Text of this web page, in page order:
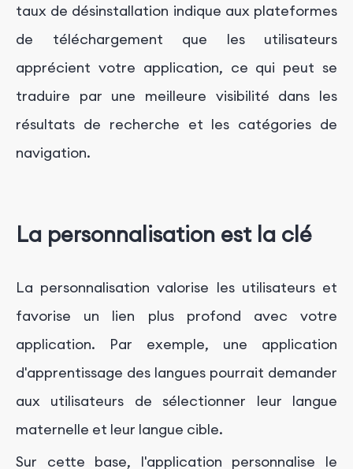
taux de désinstallation indique aux plateformes
de téléchargement que les utilisateurs
apprécient votre application, ce qui peut se
traduire par une meilleure visibilité dans les
résultats de recherche et les catégories de
navigation.
La personnalisation est la clé
La personnalisation valorise les utilisateurs et
favorise un lien plus profond avec votre
application. Par exemple, une application
d'apprentissage des langues pourrait demander
aux utilisateurs de sélectionner leur langue
maternelle et leur langue cible.
Sur cette base, l'application personnalise le